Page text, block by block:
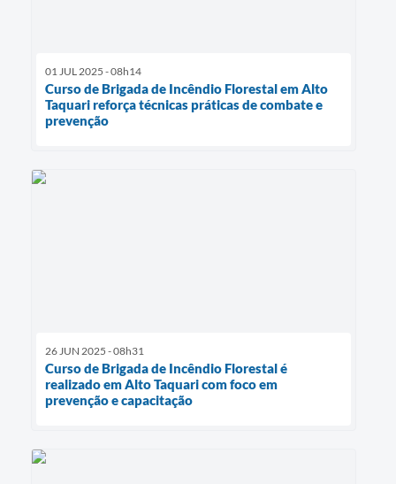
01 JUL 2025 - 08h14
Curso de Brigada de Incêndio Florestal em Alto
Taquari reforça técnicas práticas de combate e
prevenção
26 JUN 2025 - 08h31
Curso de Brigada de Incêndio Florestal é
realizado em Alto Taquari com foco em
prevenção e capacitação